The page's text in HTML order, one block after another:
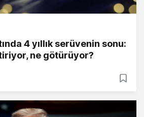
4 yıllık serüvenin sonu:
ne götürüyor?